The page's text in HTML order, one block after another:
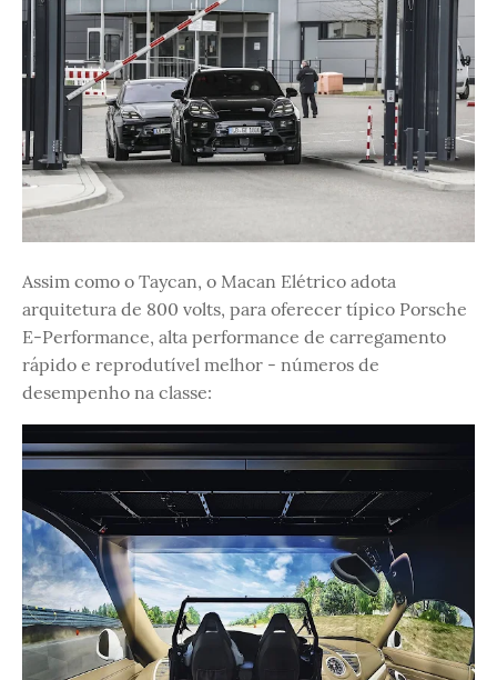
Assim como o Taycan, o Macan Elétrico adota
arquitetura de 800 volts, para oferecer típico Porsche
E-Performance, alta performance de carregamento
rápido e reprodutível melhor - números de
desempenho na classe: